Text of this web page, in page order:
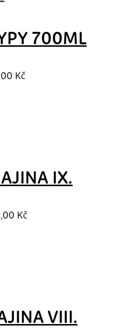
700ML
Kč
IX.
Kč
VIII.